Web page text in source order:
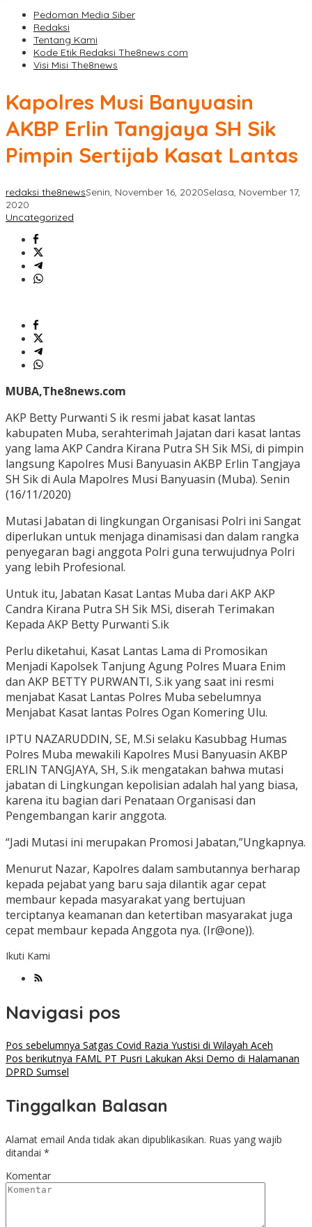
Pedoman Media Siber
Redaksi
Tentang Kami
Kode Etik Redaksi The8news.com
Visi Misi The8news
Kapolres Musi Banyuasin
AKBP Erlin Tangjaya SH Sik
Pimpin Sertijab Kasat Lantas
redaksi the8newsSenin, November 16, 2020Selasa, November 17,
2020
Uncategorized
MUBA,The8news.com
AKP Betty Purwanti S ik resmi jabat kasat lantas
kabupaten Muba, serahterimah Jajatan dari kasat lantas
yang lama AKP Candra Kirana Putra SH Sik MSi, di pimpin
langsung Kapolres Musi Banyuasin AKBP Erlin Tangjaya
SH Sik di Aula Mapolres Musi Banyuasin (Muba). Senin
(16/11/2020)
Mutasi Jabatan di lingkungan Organisasi Polri ini Sangat
diperlukan untuk menjaga dinamisasi dan dalam rangka
penyegaran bagi anggota Polri guna terwujudnya Polri
yang lebih Profesional.
Untuk itu, Jabatan Kasat Lantas Muba dari AKP AKP
Candra Kirana Putra SH Sik MSi, diserah Terimakan
Kepada AKP Betty Purwanti S.ik
Perlu diketahui, Kasat Lantas Lama di Promosikan
Menjadi Kapolsek Tanjung Agung Polres Muara Enim
dan AKP BETTY PURWANTI, S.ik yang saat ini resmi
menjabat Kasat Lantas Polres Muba sebelumnya
Menjabat Kasat lantas Polres Ogan Komering Ulu.
IPTU NAZARUDDIN, SE, M.Si selaku Kasubbag Humas
Polres Muba mewakili Kapolres Musi Banyuasin AKBP
ERLIN TANGJAYA, SH, S.ik mengatakan bahwa mutasi
jabatan di Lingkungan kepolisian adalah hal yang biasa,
karena itu bagian dari Penataan Organisasi dan
Pengembangan karir anggota.
“Jadi Mutasi ini merupakan Promosi Jabatan,”Ungkapnya.
Menurut Nazar, Kapolres dalam sambutannya berharap
kepada pejabat yang baru saja dilantik agar cepat
membaur kepada masyarakat yang bertujuan
terciptanya keamanan dan ketertiban masyarakat juga
cepat membaur kepada Anggota nya. (Ir@one)).
Ikuti Kami
Navigasi pos
Pos sebelumnya Satgas Covid Razia Yustisi di Wilayah Aceh
Pos berikutnya FAML PT Pusri Lakukan Aksi Demo di Halamanan
DPRD Sumsel
Tinggalkan Balasan
Alamat email Anda tidak akan dipublikasikan. Ruas yang wajib
ditandai *
Komentar